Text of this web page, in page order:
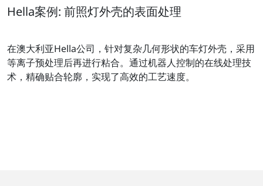
Hella案例: 前照灯外壳的表面处理
在澳大利亚Hella公司，针对复杂几何形状的车灯外壳，采用
等离子预处理后再进行粘合。通过机器人控制的在线处理技
术，精确贴合轮廓，实现了高效的工艺速度。